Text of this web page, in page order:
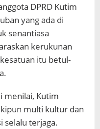
DPRD Kutim
yang ada di
senantiasa
kerukunan
itu betul-
menilai, Kutim
multi kultur dan
selalu terjaga.